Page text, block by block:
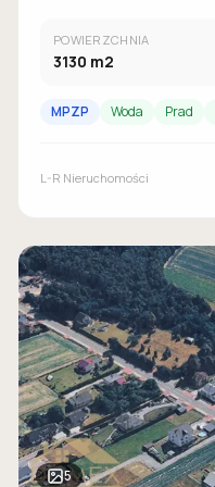
POWIERZCHNIA
3130 m2
MPZP Woda Prad
L-R Nieruchomości
5